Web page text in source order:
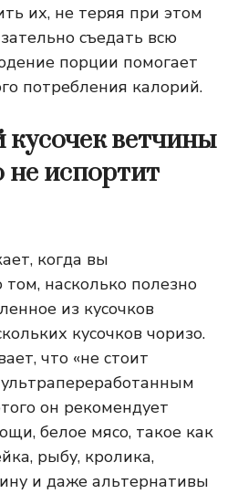
их, не теряя при этом
съедать всю
порции помогает
потребления калорий.
ветчины
не испортит
когда вы
насколько полезно
из кусочков
кусочков чоризо.
что «не стоит
он рекомендует
белое мясо, такое как
рыбу, кролика,
и даже альтернативы